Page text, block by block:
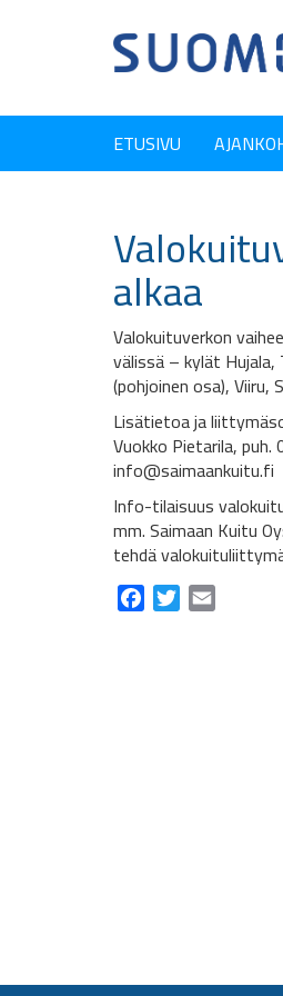
ETUSIVU
alkaa
Valokuituverkon
välissä – kylät Hujala,
(pohjoinen osa), Viiru,
Lisätietoa ja
Vuokko Pietarila,
info@saimaankuitu.fi
Info-tilaisuus
mm. Saimaan Kuitu
tehdä
Facebook
Twitter